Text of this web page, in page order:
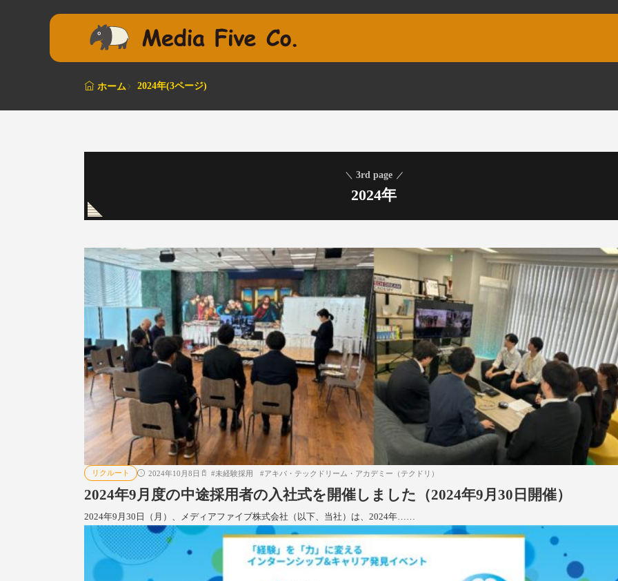
ホーム 2024年(3ページ)
2024年
3rd page
リクルート 2024年10月8日 #未経験採用 #アキバ・テックドリーム・アカデミー（テクドリ）
2024年9月度の中途採用者の入社式を開催しました（2024年9月30日開催）
2024年9月30日（月）、メディアファイブ株式会社（以下、当社）は、2024年……